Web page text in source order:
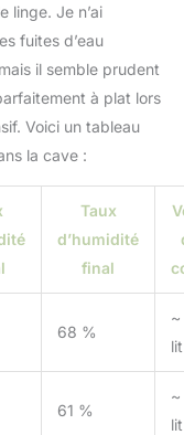
linge. Je n’ai
fuites d’eau
il semble prudent
à plat lors
Voici un tableau
la cave :
Taux
d’humidité
final
68 %
~
61 %
~